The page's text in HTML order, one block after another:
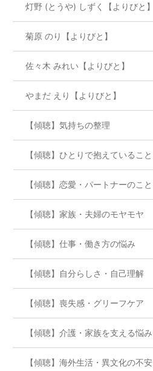
灯野 (とうや) しずく【よりびと】
菊原 のり【よりびと】
佐々木 みれい【よりびと】
やまだ えり【よりびと】
【傾聴】気持ちの整理
【傾聴】ひとりで抱えていること
【傾聴】恋愛・パートナーのこと
【傾聴】家族・夫婦のモヤモヤ
【傾聴】仕事・働き方の悩み
【傾聴】自分らしさ・自己理解
【傾聴】喪失感・グリーフケア
【傾聴】介護・家族を支える悩み
【傾聴】海外生活・異文化の不安